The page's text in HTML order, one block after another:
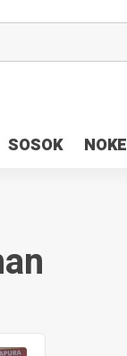
SOSOK
Deklarasi Pemilu
Deposit Kas